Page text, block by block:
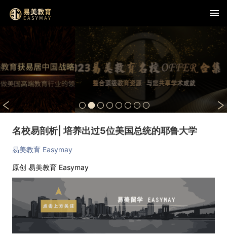
名校易剖析| 培养出过5位美国总统的耶鲁大学
易美教育 Easymay
原创 易美教育 Easymay